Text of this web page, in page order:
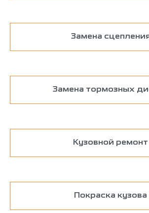
Замена
Замена тормозных
Кузовной ремонт
Покраска кузова